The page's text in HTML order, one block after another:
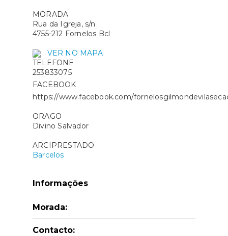
MORADA
Rua da Igreja, s/n
4755-212 Fornelos Bcl
VER NO MAPA
TELEFONE
253833075
FACEBOOK
https://www.facebook.com/
ORAGO
Divino Salvador
ARCIPRESTADO
Barcelos
Informações
Morada:
Contacto: